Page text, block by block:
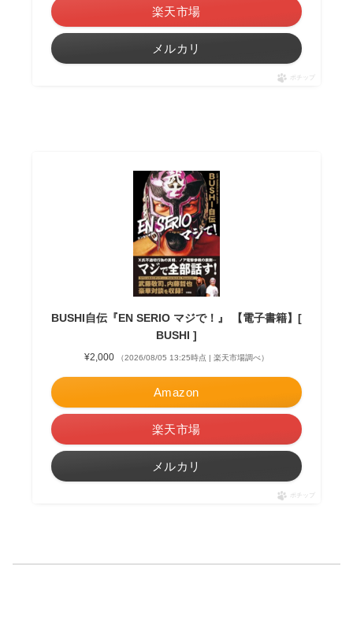
楽天市場
メルカリ
ポチップ
BUSHI自伝『EN SERIO マジで！』 【電子書籍】[
BUSHI ]
¥2,000 （2026/08/05 13:25時点 | 楽天市場調べ）
Amazon
楽天市場
メルカリ
ポチップ